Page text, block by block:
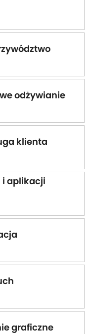
odżywianie
klienta
i aplikacji
graficzne